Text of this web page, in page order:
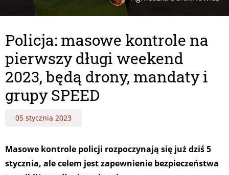
Policja: masowe kontrole na
pierwszy długi weekend
2023, będą drony, mandaty i
grupy SPEED
05 stycznia 2023
Masowe kontrole policji rozpoczynają się już dziś 5
stycznia, ale celem jest zapewnienie bezpieczeństwa